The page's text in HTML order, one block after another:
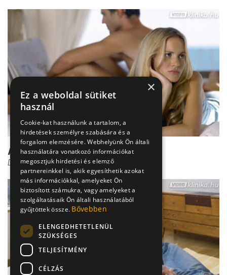
A tripper kezelése
Dr. Tisza Tímea
×
Ez a weboldal sütiket
használ
Cookie-kat használunk a tartalom, a
hirdetések személyre szabására és a
forgalom elemzésére. Webhelyünk Ön általi
használatára vonatkozó információkat
megosztjuk hirdetési és elemző
partnereinkkel is, akik egyesíthetik azokat
más információkkal, amelyeket Ön
biztosított számukra, vagy amelyeket a
szolgáltatásaik Ön általi használatából
gyűjtöttek össze. Bővebben
ELENGEDHETETLENÜL
SZÜKSÉGES
TELJESÍTMÉNY
CÉLZÁS